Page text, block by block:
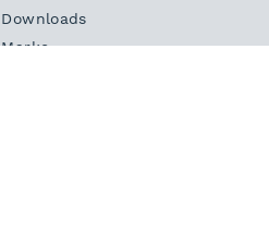
Downloads
Marke